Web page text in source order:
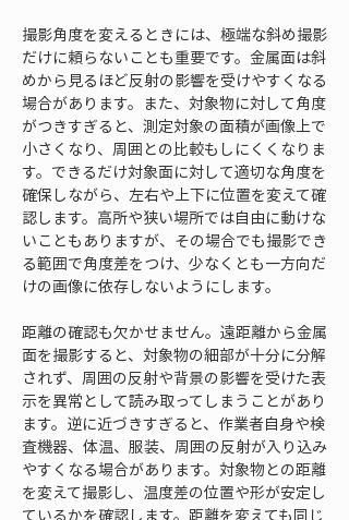
撮影角度を変えるときには、極端な斜め撮影
だけに頼らないことも重要です。金属面は斜
めから見るほど反射の影響を受けやすくなる
場合があります。また、対象物に対して角度
がつきすぎると、測定対象の面積が画像上で
小さくなり、周囲との比較もしにくくなりま
す。できるだけ対象面に対して適切な角度を
確保しながら、左右や上下に位置を変えて確
認します。高所や狭い場所では自由に動けな
いこともありますが、その場合でも撮影でき
る範囲で角度差をつけ、少なくとも一方向だ
けの画像に依存しないようにします。
距離の確認も欠かせません。遠距離から金属
面を撮影すると、対象物の細部が十分に分解
されず、周囲の反射や背景の影響を受けた表
示を異常として読み取ってしまうことがあり
ます。逆に近づきすぎると、作業者自身や検
査機器、体温、服装、周囲の反射が入り込み
やすくなる場合があります。対象物との距離
を変えて撮影し、温度差の位置や形が安定し
ているかを確認します。距離を変えても同じ